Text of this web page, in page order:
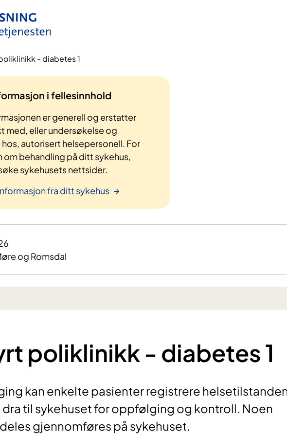
- diabetes 1
i fellesinnhold
er generell og erstatter
med, eller undersøkelse og
autorisert helsepersonell. For
om behandling på ditt sykehus,
sykehusets nettsider.
fra ditt sykehus
og Romsdal
poliklinikk - diabetes 1
kan enkelte pasienter registrere
til sykehuset for oppfølging og kontroll. Noen
gjennomføres på sykehuset.